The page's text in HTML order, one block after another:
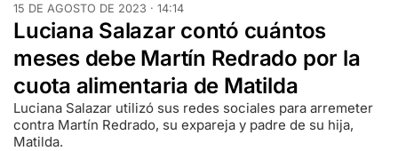
15 DE AGOSTO DE 2023 · 14:14
Luciana Salazar contó cuántos
meses debe Martín Redrado por la
cuota alimentaria de Matilda
Luciana Salazar utilizó sus redes sociales para arremeter
contra Martín Redrado, su expareja y padre de su hija,
Matilda.